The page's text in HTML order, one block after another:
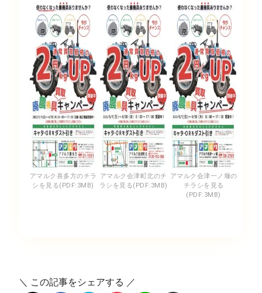
アマルク喜多方のチラ
シを見る(PDF:3MB)
アマルク会津町北のチ
ラシを見る(PDF:3MB)
アマルク会津一ノ堰の
チラシを見る
(PDF:3MB)
＼ この記事をシェアする ／